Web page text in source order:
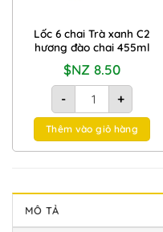
Lốc 6 chai Trà xanh C2
hương đào chai 455ml
$NZ 8.50
-
Lốc 6 chai Trà
+
Thêm vào giỏ hàng
MÔ TẢ